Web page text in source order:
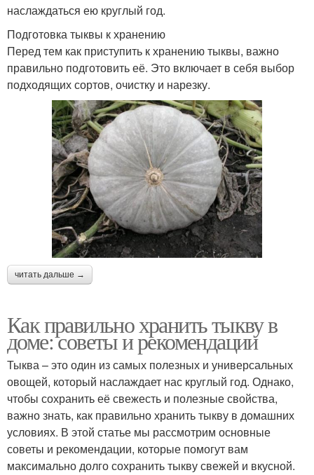
наслаждаться ею круглый год.
Подготовка тыквы к хранению
Перед тем как приступить к хранению тыквы, важно
правильно подготовить её. Это включает в себя выбор
подходящих сортов, очистку и нарезку.
читать дальше →
Как правильно хранить тыкву в
доме: советы и рекомендации
Тыква – это один из самых полезных и универсальных
овощей, который наслаждает нас круглый год. Однако,
чтобы сохранить её свежесть и полезные свойства,
важно знать, как правильно хранить тыкву в домашних
условиях. В этой статье мы рассмотрим основные
советы и рекомендации, которые помогут вам
максимально долго сохранить тыкву свежей и вкусной.